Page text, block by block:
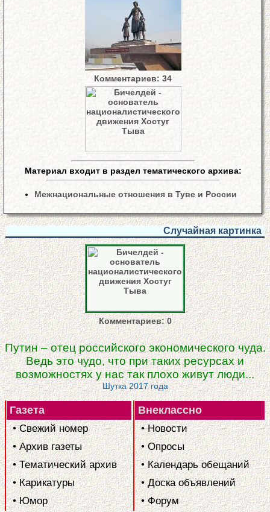
Комментариев: 34
Материал входит в раздел тематического архива:
Межнациональные отношения в Туве и России
Случайная картинка
Комментариев: 0
Путин – отец российского экономического чуда.
Ведь это чудо, что при таких ресурсах и
возможностях у нас так плохо живут люди...
Шутка 2017 года
Газета
• Свежий номер
• Архив газеты
• Тематический архив
• Карикатуры
• Юмор
Внеклассно
• Новости
• Опросы
• Календарь обещаний
• Доска объявлений
• Форум